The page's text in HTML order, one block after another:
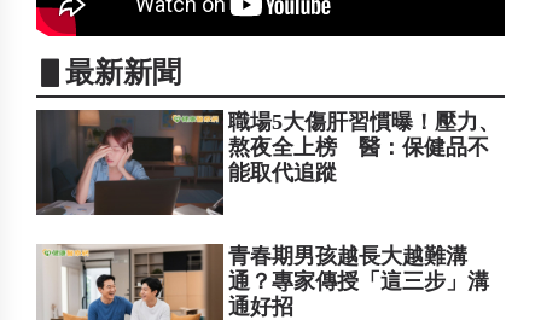
▋最新新聞
職場5大傷肝習慣曝！壓力、
熬夜全上榜 醫：保健品不
能取代追蹤
青春期男孩越長大越難溝
通？專家傳授「這三步」溝
通好招